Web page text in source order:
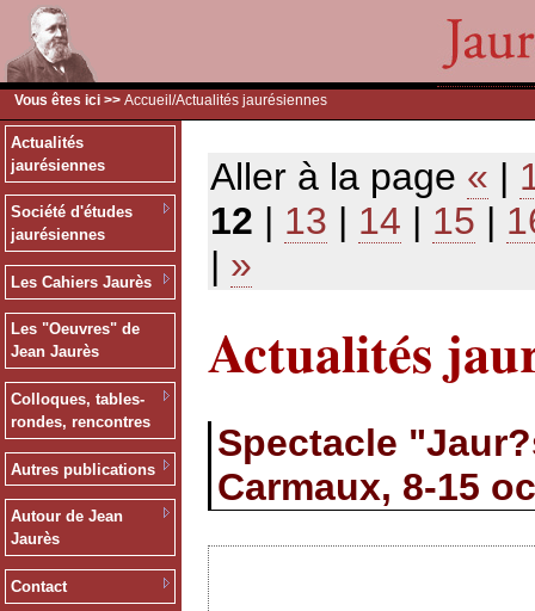
Vous êtes ici >> Accueil /Actualités jaurésiennes
Actualités
jaurésiennes
Société d'études
jaurésiennes
Les Cahiers Jaurès
Les "Oeuvres" de
Jean Jaurès
Colloques, tables-
rondes, rencontres
Autres publications
Autour de Jean
Jaurès
Contact
Aller à la page « |
12 | 13 | 14 | 15 |
| »
Actualités
Spectacle
Carmaux, 8-15